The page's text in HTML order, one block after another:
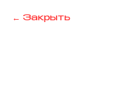
Закрыть